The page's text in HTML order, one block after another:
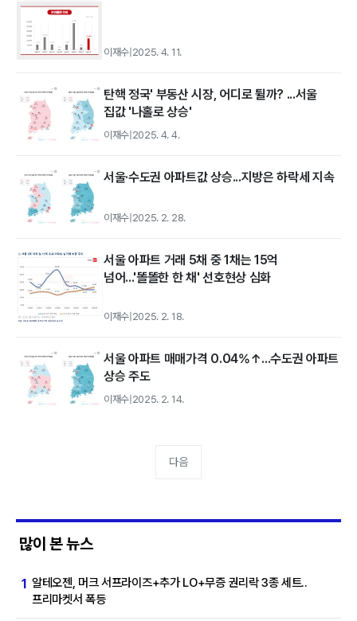
이재수 2025. 4. 11.
탄핵 정국' 부동산 시장, 어디로 튈까? ...서울
집값 '나홀로 상승'
이재수 2025. 4. 4.
서울·수도권 아파트값 상승...지방은 하락세 지속
이재수 2025. 2. 28.
서울 아파트 거래 5채 중 1채는 15억
넘어...'똘똘한 한 채' 선호현상 심화
이재수 2025. 2. 18.
서울 아파트 매매가격 0.04%↑...수도권 아파트
상승 주도
이재수 2025. 2. 14.
다음
많이 본 뉴스
1 알테오젠, 머크 서프라이즈+추가 LO+무증 권리락 3종 세트..
프리마켓서 폭등